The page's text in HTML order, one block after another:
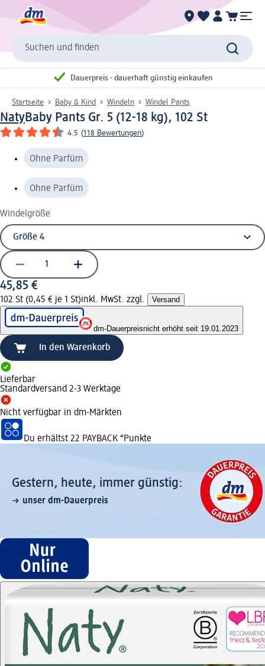
Suchen und finden
Dauerpreis - dauerhaft günstig einkaufen
Startseite Baby & Kind Windeln Windel Pants
NatyBaby Pants Gr. 5 (12-18 kg), 102 St
4.5 (118 Bewertungen)
Ohne Parfüm
Ohne Parfüm
Windelgröße
45,85 €
102 St (0,45 € je 1 St)inkl. MwSt. zzgl. Versand
dm-Dauerpreisnicht erhöht seit 19.01.2023
In den Warenkorb
Lieferbar
Standardversand 2-3 Werktage
Nicht verfügbar in dm-Märkten
Du erhältst 22 PAYBACK °Punkte
Gestern, heute, immer günstig:
unser dm-Dauerpreis